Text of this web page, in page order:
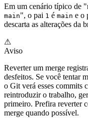
Em um cenário típico de
main", o pai 1 é main e o
descarta as alterações da
⚠
Aviso
Reverter um merge
desfeitos. Se você tentar
o Git verá esses commits
reintroduzir o trabalho,
primeiro. Prefira reverter
merge quando possível.